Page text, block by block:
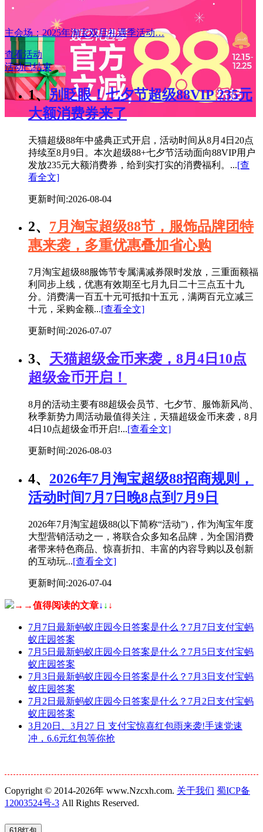
主会场：2025年淘宝双旦礼遇季活动…
查看活动
活动已结束
1、 别眨眼！七夕节超级88VIP 235元
大额消费券来了
天猫超级88年中盛典正式开启，活动时间从8月4日20点
持续至8月9日。本次超级88+七夕节活动面向88VIP用户
发放235元大额消费券，给到实打实的消费福利。...[查
看全文]
更新时间:2026-08-04
2、 7月淘宝超级88节，服饰品牌团特
惠来袭，多重优惠叠加省心购
7月淘宝超级88服饰节专属满减券限时发放，三重面额福
利同步上线，优惠有效期至七月九日二十三点五十九
分。消费满一百五十元可抵扣十五元，满两百元立减三
十元，采购金额...[查看全文]
更新时间:2026-07-07
3、 天猫超级金币来袭，8月4日10点
超级金币开启！
8月的活动主要有88超级会员节、七夕节、服饰新风尚、
秋季新势力周活动最值得关注，天猫超级金币来袭，8月
4日10点超级金币开启!...[查看全文]
更新时间:2026-08-03
4、 2026年7月淘宝超级88招商规则，
活动时间7月7日晚8点到7月9日
2026年7月淘宝超级88(以下简称“活动”)，作为淘宝年度
大型营销活动之一，将联合众多知名品牌，为全国消费
者带来特色商品、惊喜折扣、丰富的内容导购以及创新
的互动玩...[查看全文]
更新时间:2026-07-04
→→值得阅读的文章↓ ↓ ↓
7月7日最新蚂蚁庄园今日答案是什么？7月7日支付宝蚂
蚁庄园答案
7月5日最新蚂蚁庄园今日答案是什么？7月5日支付宝蚂
蚁庄园答案
7月3日最新蚂蚁庄园今日答案是什么？7月3日支付宝蚂
蚁庄园答案
7月2日最新蚂蚁庄园今日答案是什么？7月2日支付宝蚂
蚁庄园答案
3月20日、3月27 日 支付宝惊喜红包雨来袭!手速党速
冲，6.6元红包等你抢
Copyright © 2014-2026年 www.Nzcxh.com. 关于我们 蜀ICP备
12003524号-3 All Rights Reserved.